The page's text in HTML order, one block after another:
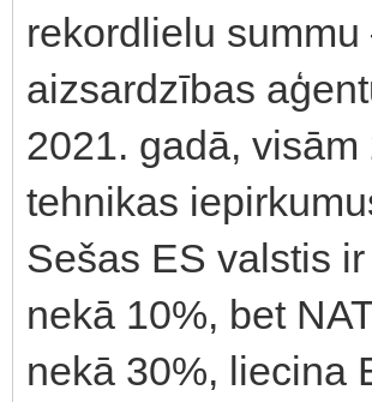
rekordlielu
aizsardzības
2021. gadā,
tehnikas
Sešas ES valstis
nekā 10%, bet
nekā 30%, liecina